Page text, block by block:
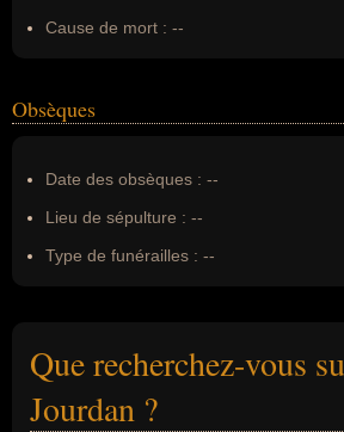
Cause de mort : --
Obsèques
Date des obsèques : --
Lieu de sépulture : --
Type de funérailles : --
Que recherchez-vous
Jourdan ?